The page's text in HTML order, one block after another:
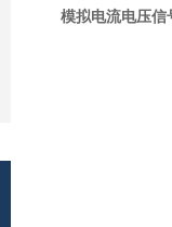
模拟电流电压